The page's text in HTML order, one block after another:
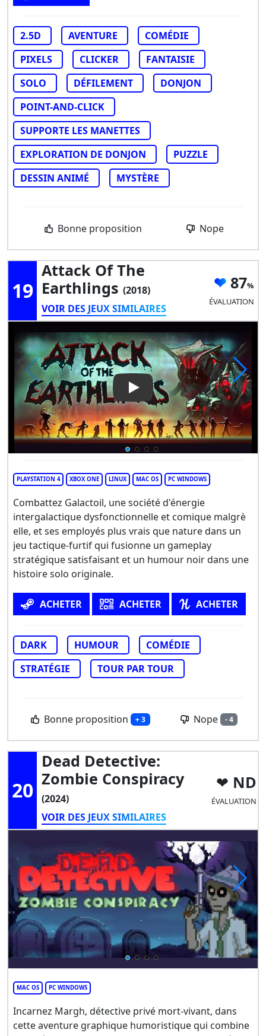
2.5D AVENTURE
COMÉDIE
PIXELS
CLICKER
FANTAISIE
SOLO
DÉFILEMENT
DONJON
POINT-AND-CLICK
SUPPORTE LES MANETTES
EXPLORATION DE DONJON
PUZZLE
DESSIN ANIMÉ
MYSTÈRE
Bonne proposition Nope
19
Attack Of The
Earthlings (2018)
VOIR DES JEUX SIMILAIRES
87
ÉVALUATION
Play Video: Attack of the
PLAYSTATION 4 XBOX ONE LINUX MAC OS PC WINDOWS
Combattez Galactoil, une société d'énergie
intergalactique dysfonctionnelle et comique malgrè
elle, et ses employés plus vrais que nature dans un
jeu tactique-furtif qui fusionne un gameplay
stratégique satisfaisant et un humour noir dans une
histoire solo originale.
ACHETER ACHETER ACHETER
DARK HUMOUR
COMÉDIE
STRATÉGIE
TOUR PAR TOUR
Bonne proposition + 3 Nope - 4
20
Dead Detective:
Zombie Conspiracy
(2024)
VOIR DES JEUX SIMILAIRES
ND
ÉVALUATION
MAC OS PC WINDOWS
Incarnez Margh, détective privé mort-vivant, dans
cette aventure graphique humoristique qui combine